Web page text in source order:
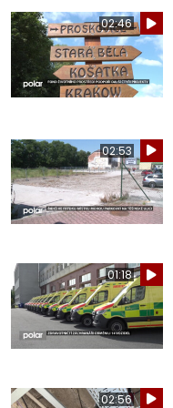
02:46
02:53
01:18
02:56